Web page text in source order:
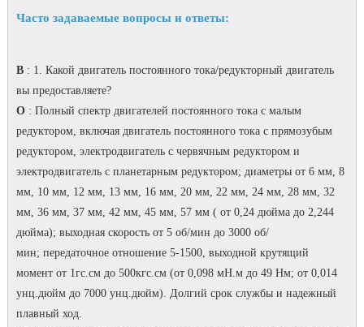
Часто задаваемые вопросы и ответы:
В: 1. Какой двигатель постоянного тока/редукторный двигатель
вы предоставляете?
О: Полный спектр двигателей постоянного тока с малым
редуктором, включая двигатель постоянного тока с прямозубым
редуктором, электродвигатель с червячным редуктором и
электродвигатель с планетарным редуктором; диаметры от 6 мм, 8
мм, 10 мм, 12 мм, 13 мм, 16 мм, 20 мм, 22 мм, 24 мм, 28 мм, 32
мм, 36 мм, 37 мм, 42 мм, 45 мм, 57 мм ( от 0,24 дюйма до 2,244
дюйма); выходная скорость от 5 об/мин до 3000 об/
мин; передаточное отношение 5-1500, выходной крутящий
момент от 1гс.см до 500кгс.см (от 0,098 мН.м до 49 Нм; от 0,014
унц.дюйм до 7000 унц.дюйм). Долгий срок службы и надежный
плавный ход.